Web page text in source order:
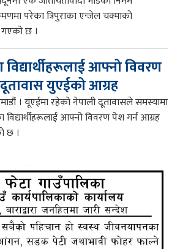
परेका त्रिपुराका एन्जेल चक्माको
गएको छ ।
आफ्नो विवरण
युएईको आग्रह
। यूएईमा रहेको नेपाली दूतावासले समस्यामा
विद्यार्थीहरूलाई आफ्नो विवरण पेश गर्न आग्रह
छ ।